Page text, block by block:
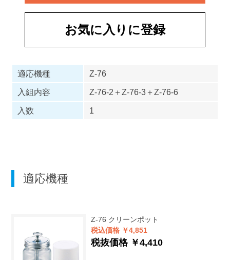
お気に入りに登録
適応機種
Z-76
入組内容
Z-76-2＋Z-76-3＋Z-76-6
入数
1
適応機種
Z-76 クリーンポット
税込価格 ￥4,851
税抜価格 ￥4,410